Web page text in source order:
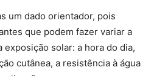
um dado orientador, pois
que podem fazer variar a
exposição solar: a hora do dia,
cutânea, a resistência à água